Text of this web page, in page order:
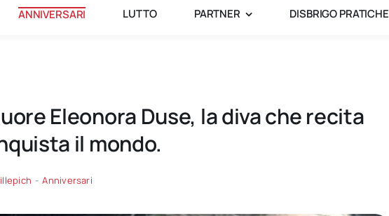
ANNIVERSARI LUTTO PARTNER DISBRIGO PRATICHE
Eleonora Duse, la diva che recita
il mondo.
- Anniversari